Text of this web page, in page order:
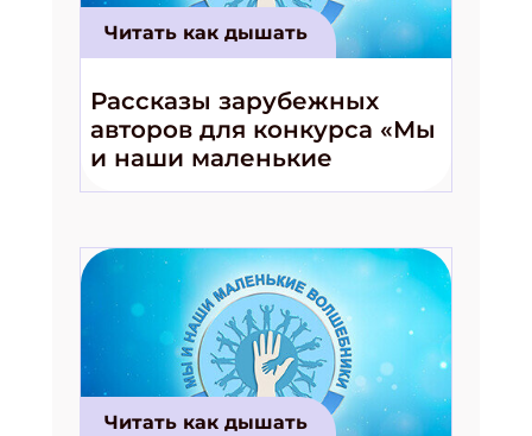
Читать как дышать
Рассказы зарубежных
авторов для конкурса «Мы
и наши маленькие
волшебники!»
Читать как дышать